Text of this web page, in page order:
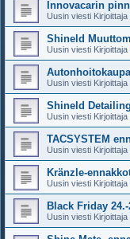
Innovacarin
Uusin viesti Kirjoittaja
Shineld
Uusin viesti Kirjoittaja
Uusin viesti Kirjoittaja
Shineld
Uusin viesti Kirjoittaja
TACSYSTEM
Uusin viesti Kirjoittaja
Kränzle-
Uusin viesti Kirjoittaja
Black Friday 24.-
Uusin viesti Kirjoittaja